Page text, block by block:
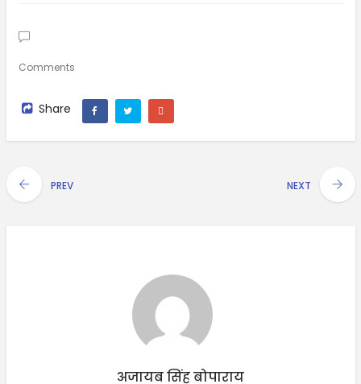
Comments
Share
PREV NEXT
अजायब सिंह बोपाराय